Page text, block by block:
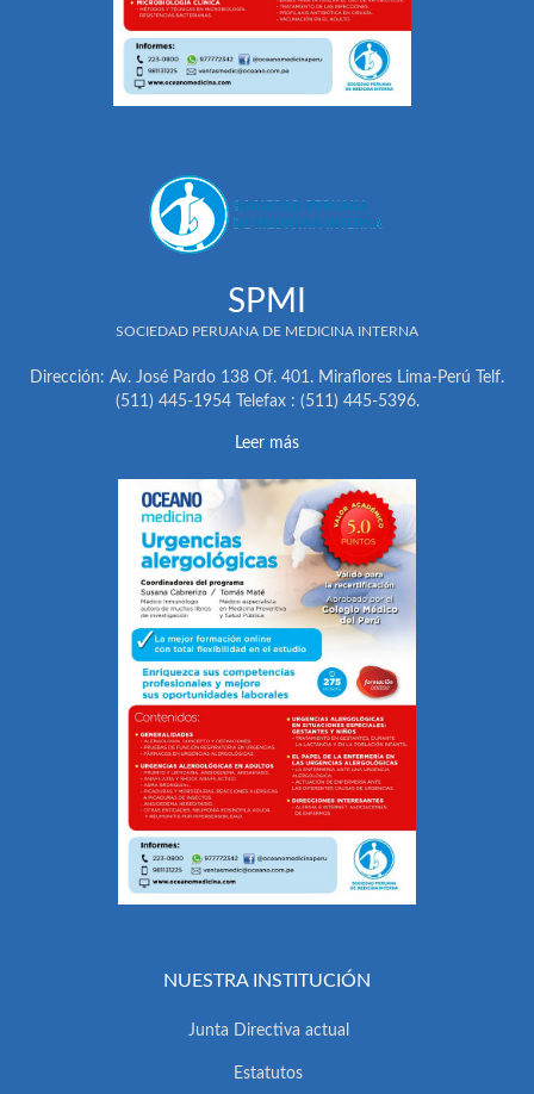
SPMI
SOCIEDAD PERUANA DE MEDICINA INTERNA
Dirección: Av. José Pardo 138 Of. 401. Miraflores Lima-Perú Telf.
(511) 445-1954 Telefax : (511) 445-5396.
Leer más
NUESTRA INSTITUCIÓN
Junta Directiva actual
Estatutos